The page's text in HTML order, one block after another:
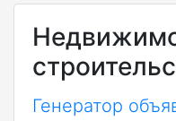
Генератор